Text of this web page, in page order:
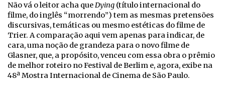
Não vá o leitor acha queDying (título internacional do
filme, do inglês “morrendo”) tem as mesmas pretensões
discursivas, temáticas ou mesmo estéticas do filme de
Trier. A comparação aqui vem apenas para indicar, de
cara, uma noção de grandeza para o novo filme de
Glasner, que, a propósito, venceu com essa obra o prêmio
de melhor roteiro no Festival de Berlim e, agora, exibe na
48ª Mostra Internacional de Cinema de São Paulo.